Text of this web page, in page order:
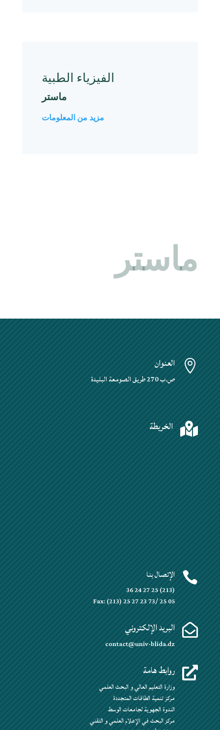
الفيزياء الطبية
ماستر
مزيد من المعلومات
ماستر
 العنوان
ص.ب 270 طريق الصومعة البليدة
 الخريطة
 الإتصال بنا
(213) 25 27 24 36
Fax: (213) 25 27 23 73/ 25 05
 البريد الإلكتروني
contact@univ-blida.dz
 روابط هامة
وزارة التعليم العالي و البحث العلمي
مركز تنمية الطاقات المتجددة
الندوة الجهوية لجامعات الوسط
مركز البحث في الإعلام العلمي و التقني